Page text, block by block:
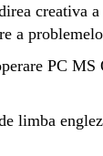
creativa
a
PC
limba